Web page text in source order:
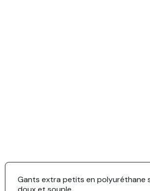
Gants extra petits en polyuréthane